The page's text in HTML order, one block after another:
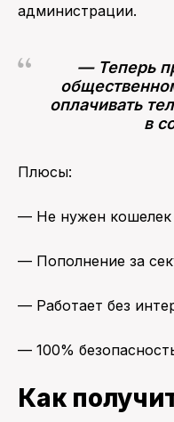
администрации.
— Теперь
оплачивать
в
Плюсы:
— Не нужен
— Пополнение за
— Работает без
— 100%
Как